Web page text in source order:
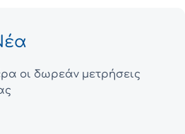
οι δωρεάν μετρήσεις